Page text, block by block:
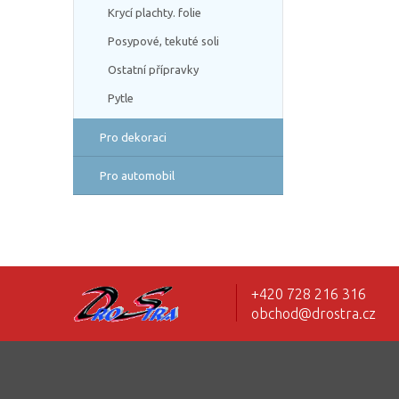
Krycí plachty. folie
Posypové, tekuté soli
Ostatní přípravky
Pytle
Pro dekoraci
Pro automobil
+420 728 216 316
obchod@drostra.cz